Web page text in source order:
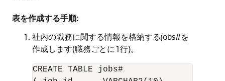
表を作成する手順:
社内の職務に関する情報を格納するjobs#を
作成します(職務ごとに1行)。
CREATE TABLE jobs#